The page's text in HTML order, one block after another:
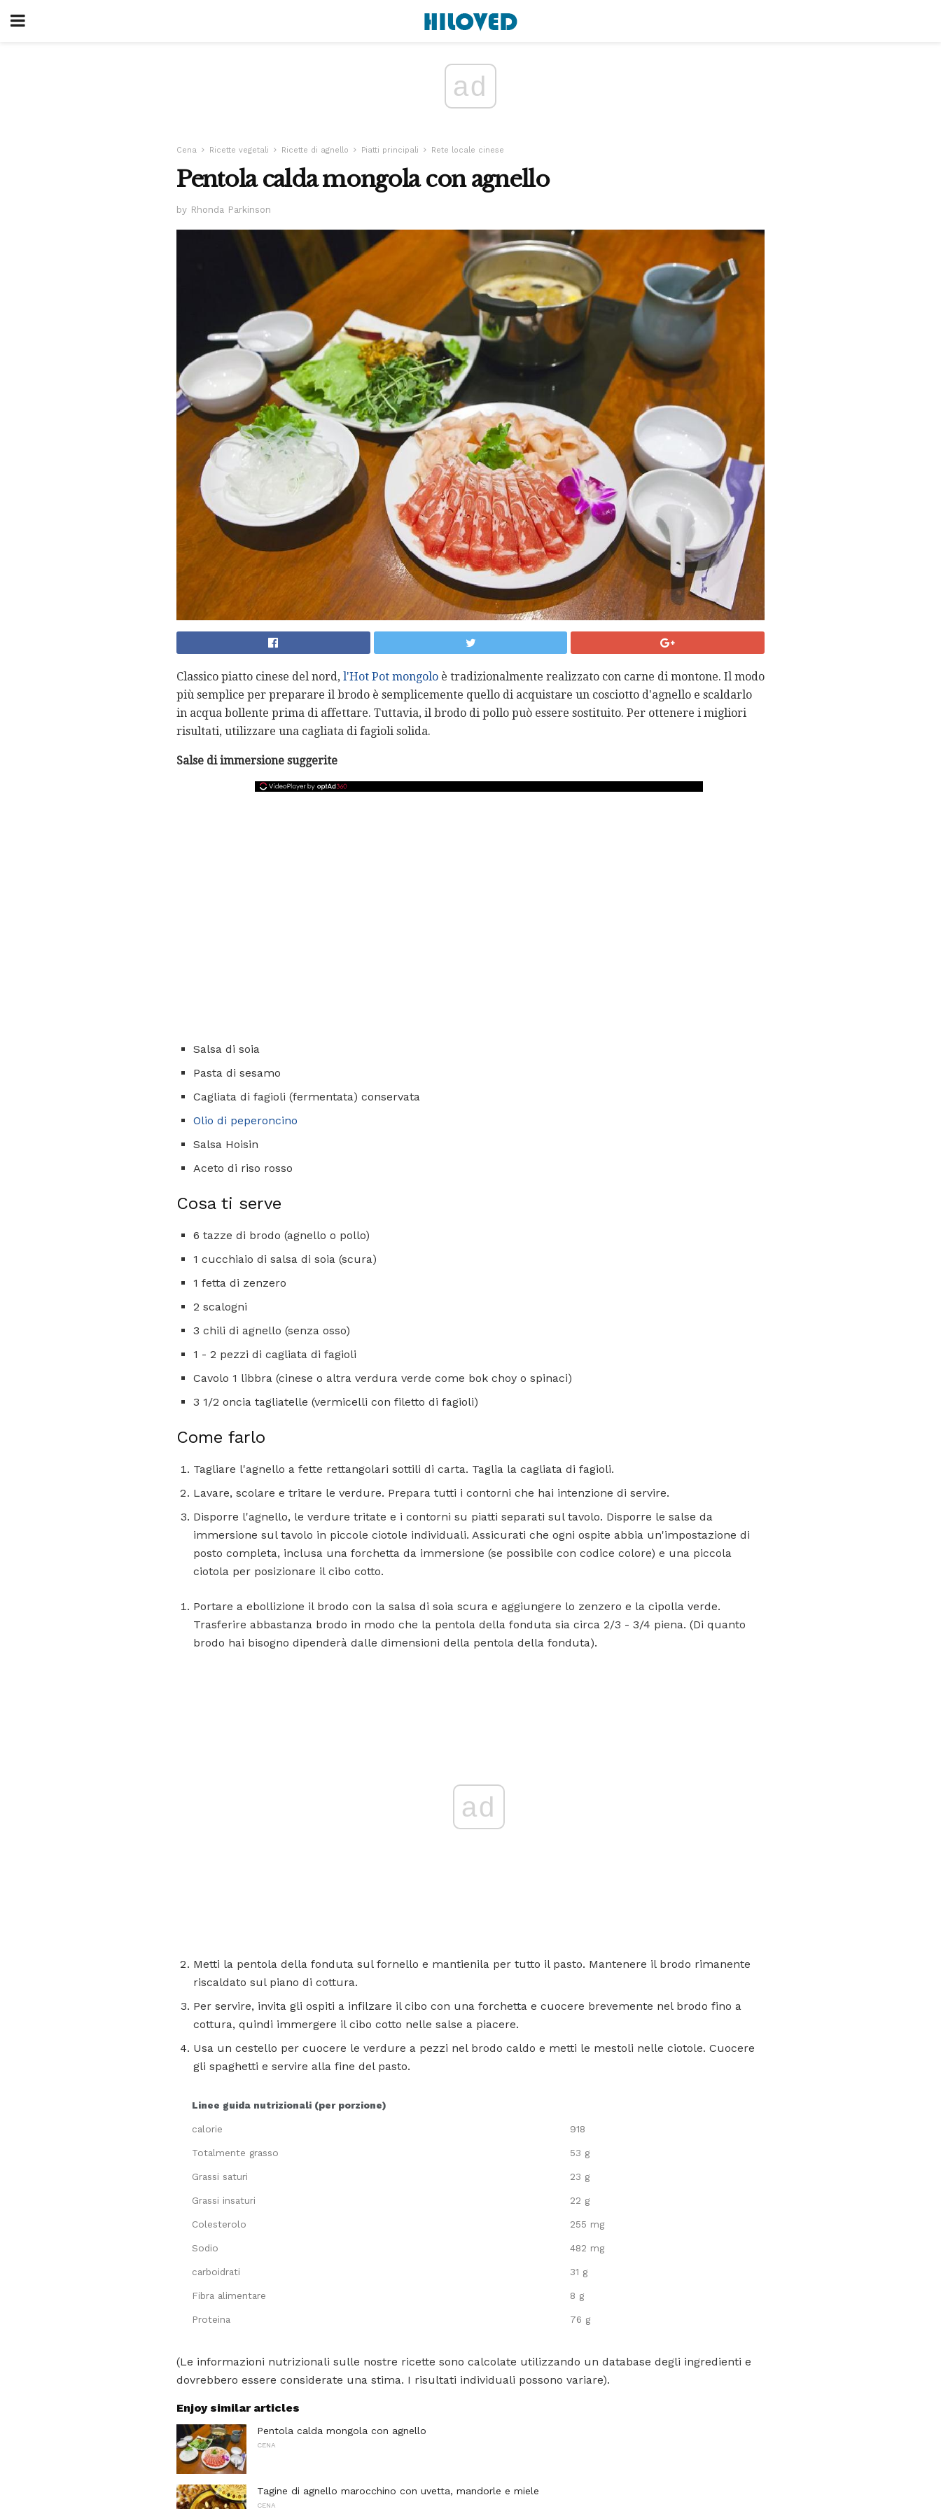
ad
Cena Ricette vegetali Ricette di agnello Piatti principali Rete locale cinese
Pentola calda mongola con agnello
by Rhonda Parkinson
Classico piatto cinese del nord, l'Hot Pot mongolo è tradizionalmente realizzato con carne di montone. Il modo
più semplice per preparare il brodo è semplicemente quello di acquistare un cosciotto d'agnello e scaldarlo
in acqua bollente prima di affettare. Tuttavia, il brodo di pollo può essere sostituito. Per ottenere i migliori
risultati, utilizzare una cagliata di fagioli solida.
Salse di immersione suggerite
Salsa di soia
Pasta di sesamo
Cagliata di fagioli (fermentata) conservata
Olio di peperoncino
Salsa Hoisin
Aceto di riso rosso
Cosa ti serve
6 tazze di brodo (agnello o pollo)
1 cucchiaio di salsa di soia (scura)
1 fetta di zenzero
2 scalogni
3 chili di agnello (senza osso)
1 - 2 pezzi di cagliata di fagioli
Cavolo 1 libbra (cinese o altra verdura verde come bok choy o spinaci)
3 1/2 oncia tagliatelle (vermicelli con filetto di fagioli)
Come farlo
Tagliare l'agnello a fette rettangolari sottili di carta. Taglia la cagliata di fagioli.
Lavare, scolare e tritare le verdure. Prepara tutti i contorni che hai intenzione di servire.
Disporre l'agnello, le verdure tritate e i contorni su piatti separati sul tavolo. Disporre le salse da
immersione sul tavolo in piccole ciotole individuali. Assicurati che ogni ospite abbia un'impostazione di
posto completa, inclusa una forchetta da immersione (se possibile con codice colore) e una piccola
ciotola per posizionare il cibo cotto.
Portare a ebollizione il brodo con la salsa di soia scura e aggiungere lo zenzero e la cipolla verde.
Trasferire abbastanza brodo in modo che la pentola della fonduta sia circa 2/3 - 3/4 piena. (Di quanto
brodo hai bisogno dipenderà dalle dimensioni della pentola della fonduta).
ad
Metti la pentola della fonduta sul fornello e mantienila per tutto il pasto. Mantenere il brodo rimanente
riscaldato sul piano di cottura.
Per servire, invita gli ospiti a infilzare il cibo con una forchetta e cuocere brevemente nel brodo fino a
cottura, quindi immergere il cibo cotto nelle salse a piacere.
Usa un cestello per cuocere le verdure a pezzi nel brodo caldo e metti le mestoli nelle ciotole. Cuocere
gli spaghetti e servire alla fine del pasto.
Linee guida nutrizionali (per porzione)
calorie 918
Totalmente grasso 53 g
Grassi saturi 23 g
Grassi insaturi 22 g
Colesterolo 255 mg
Sodio 482 mg
carboidrati 31 g
Fibra alimentare 8 g
Proteina 76 g
(Le informazioni nutrizionali sulle nostre ricette sono calcolate utilizzando un database degli ingredienti e
dovrebbero essere considerate una stima. I risultati individuali possono variare).
Enjoy similar articles
Pentola calda mongola con agnello
CENA
Tagine di agnello marocchino con uvetta, mandorle e miele
CENA